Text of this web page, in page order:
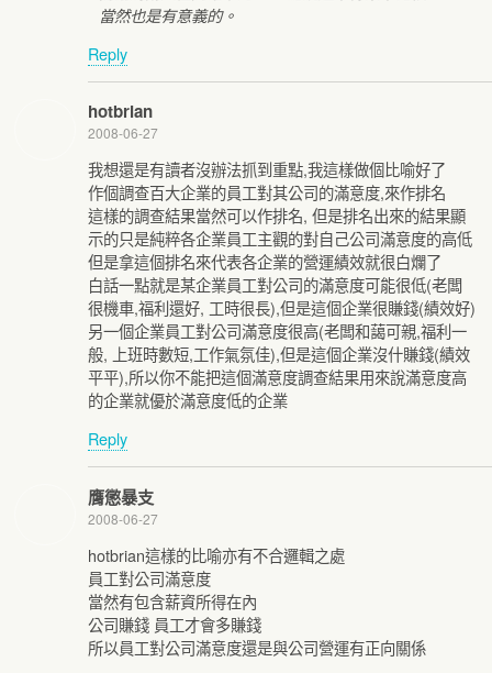
當然也是有意義的。
Reply
hotbrian
2008-06-27
我想還是有讀者沒辦法抓到重點,我這樣做個比喻好了
作個調查百大企業的員工對其公司的滿意度,來作排名
這樣的調查結果當然可以作排名, 但是排名出來的結果顯
示的只是純粹各企業員工主觀的對自己公司滿意度的高低
但是拿這個排名來代表各企業的營運績效就很白爛了
白話一點就是某企業員工對公司的滿意度可能很低(老闆
很機車,福利還好, 工時很長),但是這個企業很賺錢(績效好)
另一個企業員工對公司滿意度很高(老闆和藹可親,福利一
般, 上班時數短,工作氣氛佳),但是這個企業沒什賺錢(績效
平平),所以你不能把這個滿意度調查結果用來說滿意度高
的企業就優於滿意度低的企業
Reply
膺懲暴支
2008-06-27
hotbrian這樣的比喻亦有不合邏輯之處
員工對公司滿意度
當然有包含薪資所得在內
公司賺錢 員工才會多賺錢
所以員工對公司滿意度還是與公司營運有正向關係